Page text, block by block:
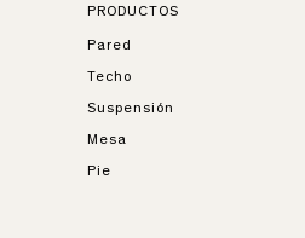
PRODUCTOS
Pared
Techo
Suspensión
Mesa
Pie